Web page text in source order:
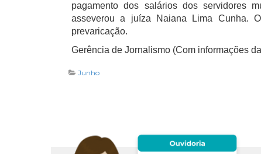
pagamento dos salários dos servidores
asseverou a juíza Naiana Lima Cunha.
prevaricação.
Gerência de Jornalismo (Com informações
Junho